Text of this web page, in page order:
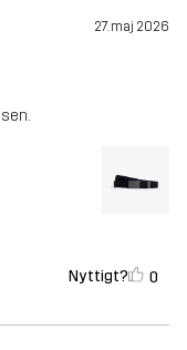
27. maj 2026
Nyttigt? 0